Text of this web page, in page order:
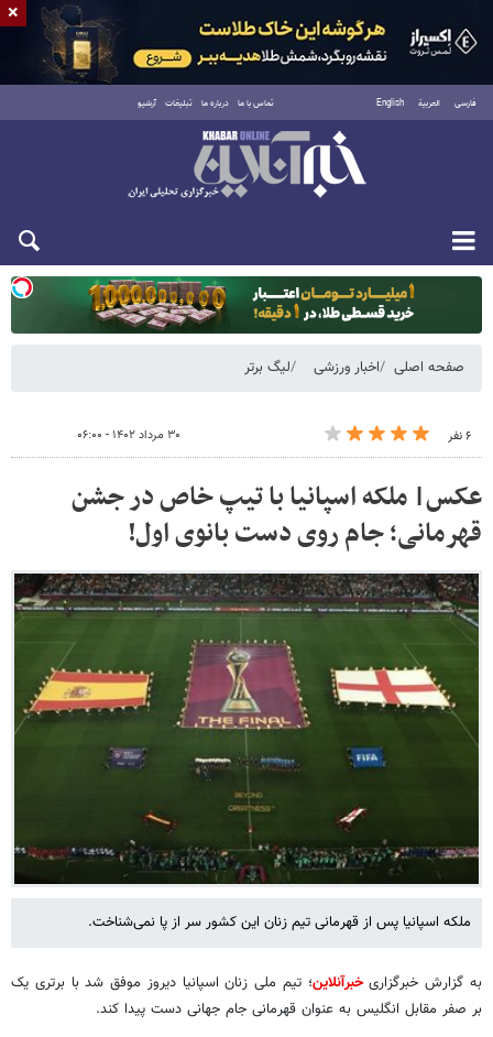
فارسی العربية English تماس با ما درباره ما تبلیغات آرشیو
یکشنبه ۱۸ مرداد ۱۴۰۵
صفحه اصلی اخبار ورزشی لیگ برتر
۶ نفر ۳۰ مرداد ۱۴۰۲ - ۰۶:۰۰
عکس‌| ملکه اسپانیا با تیپ خاص در جشن
قهرمانی؛ جام روی دست بانوی اول!
ملکه اسپانیا پس از قهرمانی تیم زنان این کشور سر از پا نمی‌شناخت.
به گزارش خبرگزاریخبرآنلاین؛ تیم ملی زنان اسپانیا دیروز موفق شد با برتری یک
بر صفر مقابل انگلیس به عنوان قهرمانی جام جهانی دست پیدا کند.
×